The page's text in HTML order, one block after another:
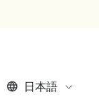
日本語